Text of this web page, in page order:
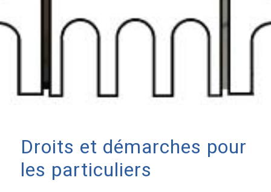
Droits et démarches pour
les particuliers